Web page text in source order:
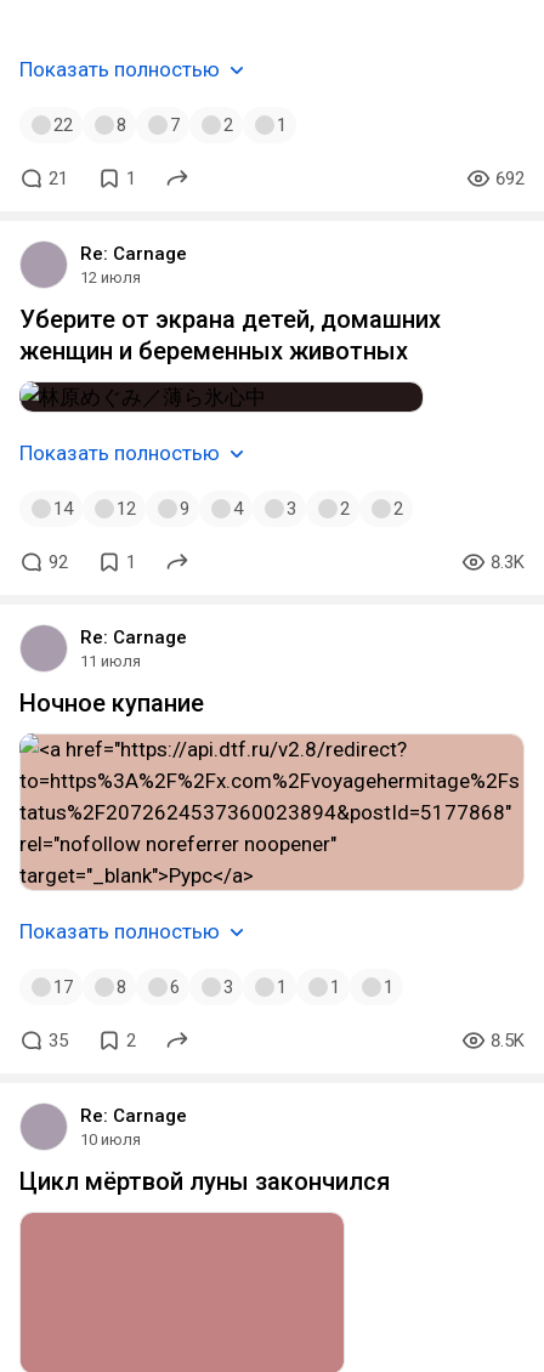
Показать полностью
22 8 7 2 1
21 1 692
Re: Carnage
12 июля
Уберите от экрана детей, домашних
женщин и беременных животных
Показать полностью
14 12 9 4 3 2 2
92 1 8.3K
Re: Carnage
11 июля
Ночное купание
Показать полностью
17 8 6 3 1 1 1
35 2 8.5K
Re: Carnage
10 июля
Цикл мёртвой луны закончился